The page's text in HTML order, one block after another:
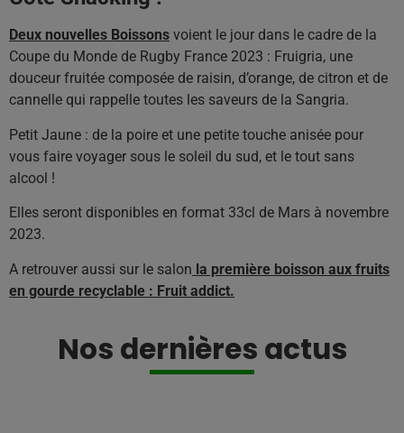
Deux nouvelles Boissons voient le jour dans le cadre de la
Coupe du Monde de Rugby France 2023 : Fruigria, une
douceur fruitée composée de raisin, d’orange, de citron et de
cannelle qui rappelle toutes les saveurs de la Sangria.
Petit Jaune : de la poire et une petite touche anisée pour
vous faire voyager sous le soleil du sud, et le tout sans
alcool !
Elles seront disponibles en format 33cl de Mars à novembre
2023.
A retrouver aussi sur le salon la première boisson aux fruits
en gourde recyclable : Fruit addict.
Nos dernières actus